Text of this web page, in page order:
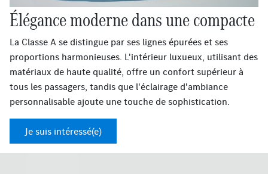
Élégance moderne dans une compacte
La Classe A se distingue par ses lignes épurées et ses
proportions harmonieuses. L'intérieur luxueux, utilisant des
matériaux de haute qualité, offre un confort supérieur à
tous les passagers, tandis que l'éclairage d'ambiance
personnalisable ajoute une touche de sophistication.
Je suis intéressé(e)